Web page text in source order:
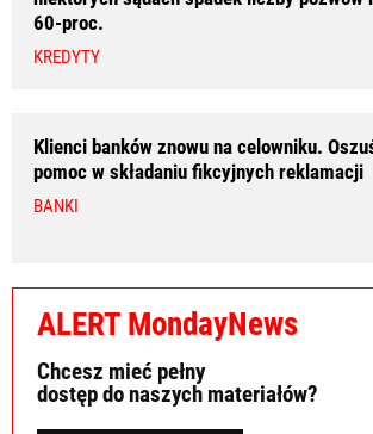
60-proc.
KREDYTY
Klienci banków znowu na celowniku.
pomoc w składaniu fikcyjnych reklamacji
BANKI
ALERT MondayNews
Chcesz mieć pełny
dostęp do naszych materiałów?